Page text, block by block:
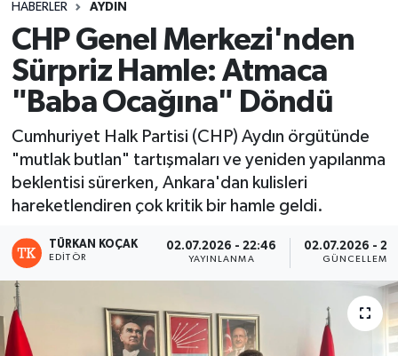
HABERLER AYDIN
CHP Genel Merkezi'nden
Sürpriz Hamle: Atmaca
"Baba Ocağına" Döndü
Cumhuriyet Halk Partisi (CHP) Aydın örgütünde
"mutlak butlan" tartışmaları ve yeniden yapılanma
beklentisi sürerken, Ankara'dan kulisleri
hareketlendiren çok kritik bir hamle geldi.
TÜRKAN KOÇAK
EDITÖR
02.07.2026 - 22:46
YAYINLANMA
02.07.2026 -
GÜNCELLEME